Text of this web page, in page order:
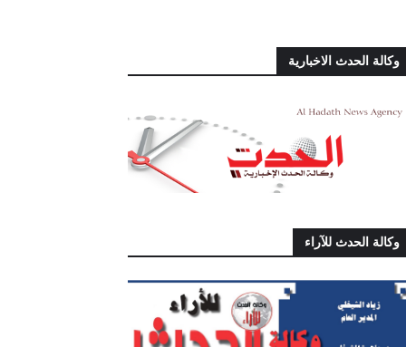
وكالة الحدث الاخبارية
وكالة الحدث للآراء